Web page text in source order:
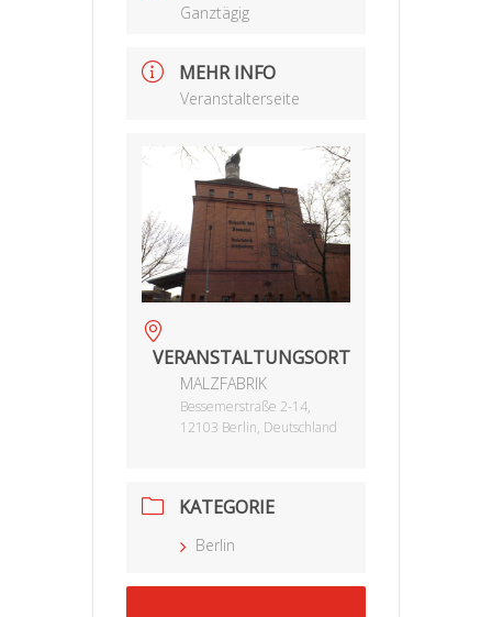
Ganztägig
MEHR INFO
Veranstalterseite
VERANSTALTUNGSORT
MALZFABRIK
Bessemerstraße 2-14,
12103 Berlin, Deutschland
KATEGORIE
Berlin